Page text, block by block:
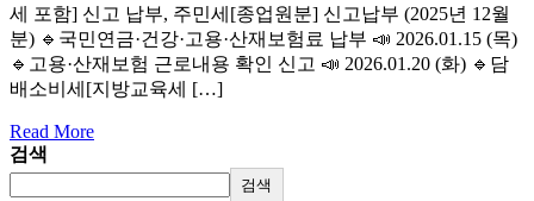
세 포함] 신고 납부, 주민세[종업원분] 신고납부 (2025년 12월
분) 🔹국민연금·건강·고용·산재보험료 납부 📣 2026.01.15 (목)
🔹고용·산재보험 근로내용 확인 신고 📣 2026.01.20 (화) 🔹담
배소비세[지방교육세 […]
Read More
검색
검색